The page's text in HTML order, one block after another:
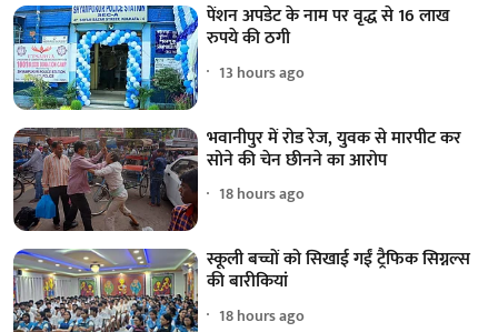
पेंशन अपडेट के नाम पर वृद्ध से 16 लाख
रुपये की ठगी
13 hours ago
भवानीपुर में रोड रेज, युवक से मारपीट कर
सोने की चेन छीनने का आरोप
18 hours ago
स्कूली बच्चों को सिखाई गईं ट्रैफिक सिग्नल्स
की बारीकियां
18 hours ago